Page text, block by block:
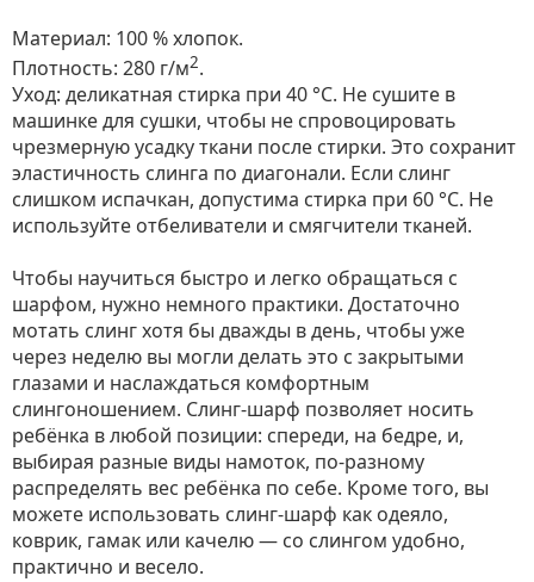
Материал: 100 % хлопок.
Плотность: 280 г/м2.
Уход: деликатная стирка при 40 °С. Не сушите в
машинке для сушки, чтобы не спровоцировать
чрезмерную усадку ткани после стирки. Это сохранит
эластичность слинга по диагонали. Если слинг
слишком испачкан, допустима стирка при 60 °C. Не
используйте отбеливатели и смягчители тканей.
Чтобы научиться быстро и легко обращаться с
шарфом, нужно немного практики. Достаточно
мотать слинг хотя бы дважды в день, чтобы уже
через неделю вы могли делать это с закрытыми
глазами и наслаждаться комфортным
слингоношением. Слинг-шарф позволяет носить
ребёнка в любой позиции: спереди, на бедре, и,
выбирая разные виды намоток, по-разному
распределять вес ребёнка по себе. Кроме того, вы
можете использовать слинг-шарф как одеяло,
коврик, гамак или качелю — со слингом удобно,
практично и весело.